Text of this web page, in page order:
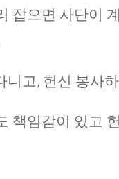
잡으면 사단이
니고, 헌신 봉사
책임감이 있고